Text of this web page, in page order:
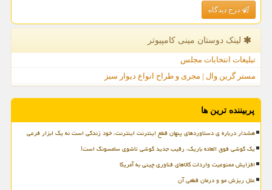
درج دیدگاه
لینک دوستان مینی كامپیوتر
تبلیغات انتخابات مجلس
مستر گرین وال | مجری و طراح انواع دیوار سبز
پربیننده ترین ها
هشدار درباره ی دستاوردهای پنهان قطع اینترنت اینترنت، خود زندگی است نه یک ابزار فرعی
یک گوشی فوق العاده باریک، رقیب جدید گوشی تاشوی سامسونگ است!
افزایش ممنوعیت واردات کالاهای فناوری چینی به آمریکا
علل ریزش مو و درمان قطعی آن